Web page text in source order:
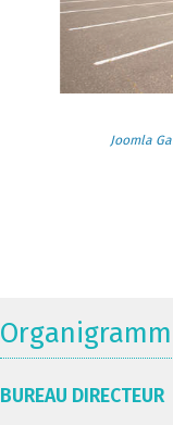
Joomla
BUREAU DIRECTEUR